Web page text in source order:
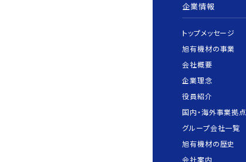
企業情報
トップメッセージ
旭有機材の事業
会社概要
企業理念
役員紹介
国内・海外事業拠点
グループ会社一覧
旭有機材の歴史
会社案内